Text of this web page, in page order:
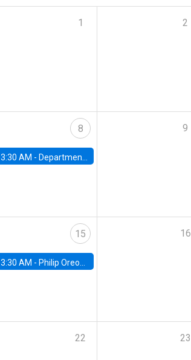
1 2
8
3:30 AM - Department Seminar: James Robinson
9
15
3:30 AM - Philip Oreopolous, University of Toronto
16
22 23